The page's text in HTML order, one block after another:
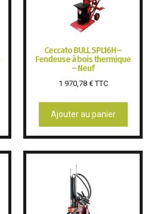
Ceccato BULL SPL16H –
Fendeuse à bois thermique
– Neuf
1 970,78 €TTC
Ajouter au panier